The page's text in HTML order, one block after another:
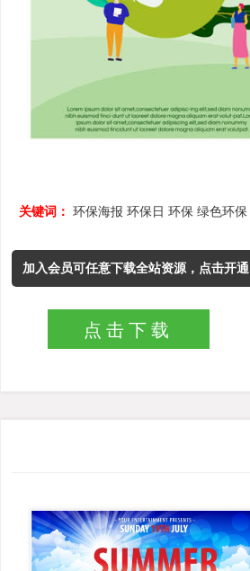
关键词： 环保海报 环保日 环保 绿色环保
加入会员可任意下载全站资源，点击开通
点击下载